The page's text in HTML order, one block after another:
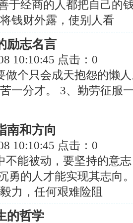
于经商的人都把自己的
钱财外露，使别人看
励志名言
10:10:45 点击： 0
个只会成天抱怨的懒
一分才。 3、勤劳征服
南和方向
10:10:45 点击： 0
能被动，要坚持的意志
勇的人才能实现其志向
力，任何艰难险阻
的哲学